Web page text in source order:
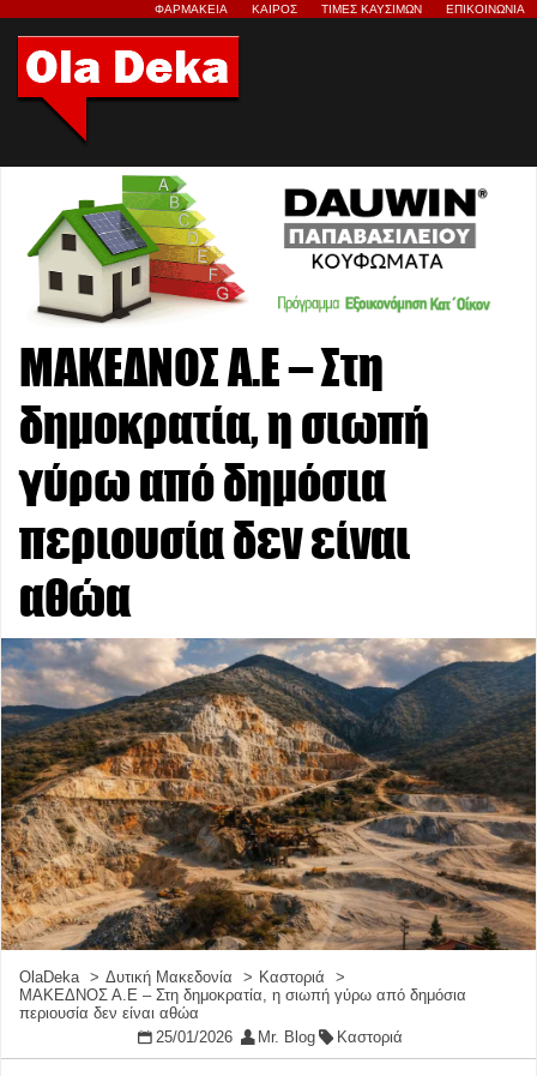
ΦΑΡΜΑΚΕΙΑ ΚΑΙΡΟΣ ΤΙΜΕΣ ΚΑΥΣΙΜΩΝ ΕΠΙΚΟΙΝΩΝΙΑ
ΜΑΚΕΔΝΟΣ Α.Ε – Στη
δημοκρατία, η σιωπή
γύρω από δημόσια
περιουσία δεν είναι
αθώα
OlaDeka Δυτική Μακεδονία
Καστοριά
ΜΑΚΕΔΝΟΣ Α.Ε – Στη δημοκρατία, η σιωπή γύρω από δημόσια
περιουσία δεν είναι αθώα
25/01/2026
Mr. Blog Καστοριά